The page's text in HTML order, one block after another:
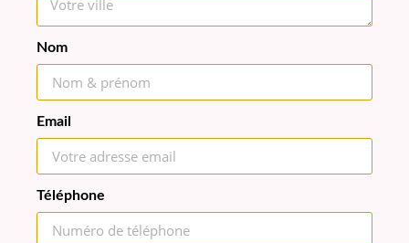
Nom
Email
Téléphone